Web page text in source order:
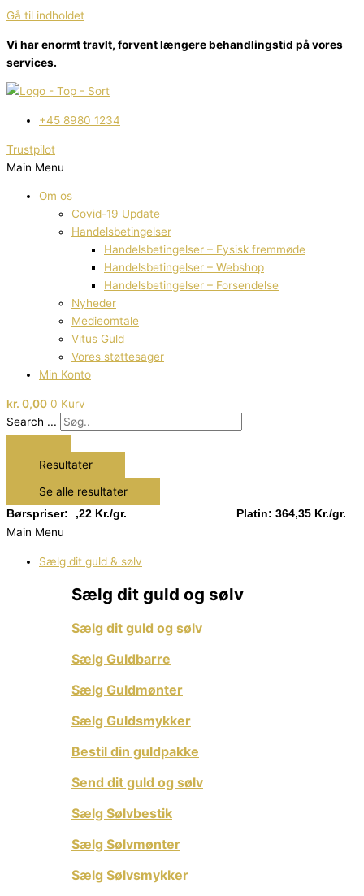
Gå til indholdet
Vi har enormt travlt, forvent længere behandlingstid på vores
services.
+45 8980 1234
Trustpilot
Main Menu
Om os
Covid-19 Update
Handelsbetingelser
Handelsbetingelser – Fysisk fremmøde
Handelsbetingelser – Webshop
Handelsbetingelser – Forsendelse
Nyheder
Medieomtale
Vitus Guld
Vores støttesager
Min Konto
kr. 0,00 0 Kurv
Search ...
Resultater
Se alle resultater
Børspriser:
Sølv: 13,22 Kr./gr. Platin: 364,35 Kr./gr.
Main Menu
Sælg dit guld & sølv
Sælg dit guld og sølv
Sælg dit guld og sølv
Sælg Guldbarre
Sælg Guldmønter
Sælg Guldsmykker
Bestil din guldpakke
Send dit guld og sølv
Sælg Sølvbestik
Sælg Sølvmønter
Sælg Sølvsmykker